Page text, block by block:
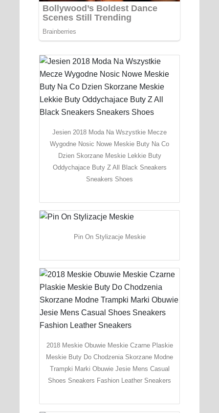
Jesien 2018 Moda Na Wszystkie Mecze
Wygodne Nosic Nowe Meskie Buty Na Co
Dzien Skorzane Meskie Lekkie Buty
Oddychajace Buty Z All Black Sneakers
Sneakers Shoes
Pin On Stylizacje Meskie
2018 Meskie Obuwie Meskie Czarne Plaskie
Meskie Buty Do Chodzenia Skorzane Modne
Trampki Marki Obuwie Jesie Mens Casual
Shoes Sneakers Fashion Leather Sneakers